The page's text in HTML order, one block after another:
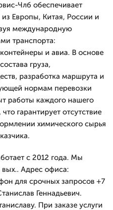
Члб обеспечивает
Европы, Китая, России и
международную
транспорта:
и авиа. В основе
груза,
разработка маршрута и
нормам перевозки
работы каждого нашего
гарантирует отсутствие
химического сырья
с 2012 года. Мы
Адрес офиса:
для срочных запросов +7
Геннадьевич.
При заказе услуги